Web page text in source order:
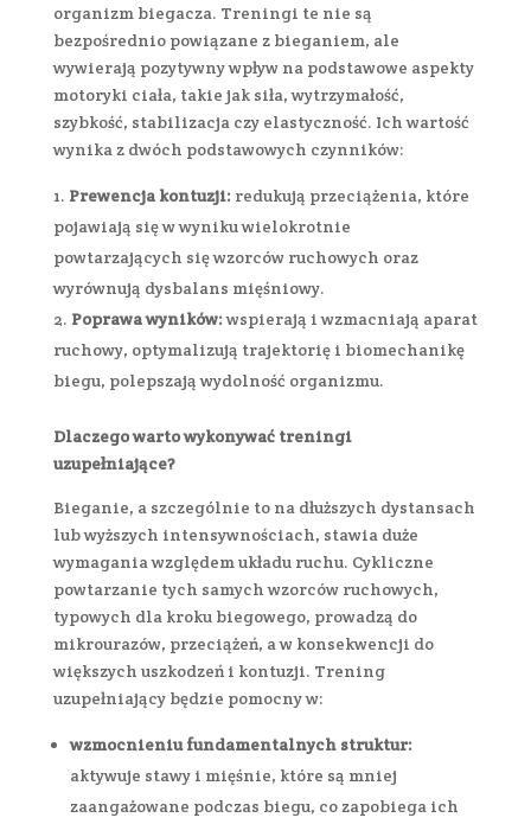
organizm biegacza. Treningi te nie są
bezpośrednio powiązane z bieganiem, ale
wywierają pozytywny wpływ na podstawowe aspekty
motoryki ciała, takie jak siła, wytrzymałość,
szybkość, stabilizacja czy elastyczność. Ich wartość
wynika z dwóch podstawowych czynników:
Prewencja kontuzji: redukują przeciążenia, które
pojawiają się w wyniku wielokrotnie
powtarzających się wzorców ruchowych oraz
wyrównują dysbalans mięśniowy.
Poprawa wyników:wspierają i wzmacniają aparat
ruchowy, optymalizują trajektorię i biomechanikę
biegu, polepszają wydolność organizmu.
Dlaczego warto wykonywać treningi
uzupełniające?
Bieganie, a szczególnie to na dłuższych dystansach
lub wyższych intensywnościach, stawia duże
wymagania względem układu ruchu. Cykliczne
powtarzanie tych samych wzorców ruchowych,
typowych dla kroku biegowego, prowadzą do
mikrourazów, przeciążeń, a w konsekwencji do
większych uszkodzeń i kontuzji. Trening
uzupełniający będzie pomocny w:
wzmocnieniu fundamentalnych struktur:
aktywuje stawy i mięśnie, które są mniej
zaangażowane podczas biegu, co zapobiega ich